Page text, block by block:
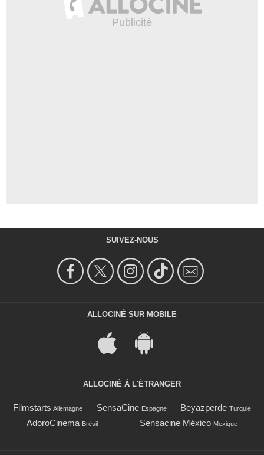
SUIVEZ-NOUS
ALLOCINÉ SUR MOBILE
ALLOCINÉ À L'ÉTRANGER
Filmstarts Allemagne SensaCine Espagne Beyazperde Turquie
AdoroCinema Brésil Sensacine México Mexique